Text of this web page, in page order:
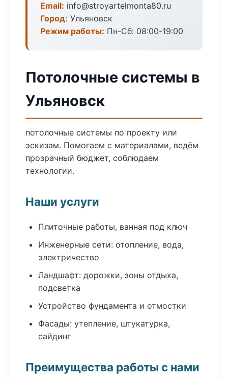
Email: info@stroyartelmonta80.ru
Город: Ульяновск
Режим работы: Пн-Сб: 08:00-19:00
Потолочные системы в
Ульяновск
потолочные системы по проекту или
эскизам. Помогаем с материалами, ведём
прозрачный бюджет, соблюдаем
технологии.
Наши услуги
Плиточные работы, ванная под ключ
Инженерные сети: отопление, вода,
электричество
Ландшафт: дорожки, зоны отдыха,
подсветка
Устройство фундамента и отмостки
Фасады: утепление, штукатурка,
сайдинг
Преимущества работы с нами